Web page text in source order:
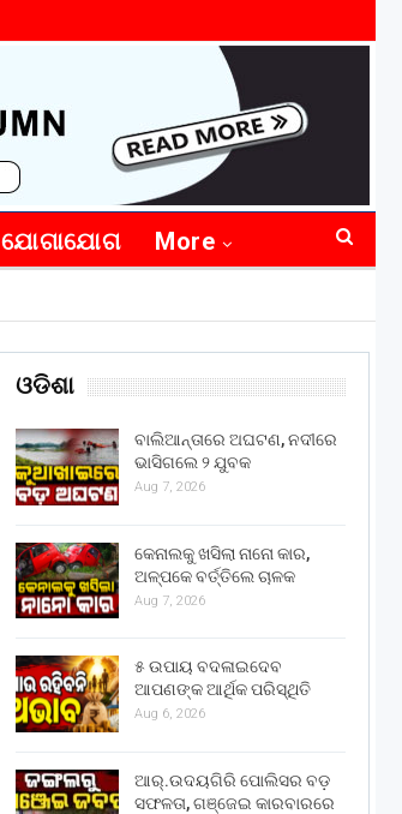
ଯୋଗାଯୋଗ More
ଓଡିଶା
ବାଲିଆନ୍ତାରେ ଅଘଟଣ, ନଦୀରେ
ଭାସିଗଲେ ୨ ଯୁବକ
Aug 7, 2026
କେନାଲକୁ ଖସିଲା ନାନୋ କାର,
ଅଳ୍ପକେ ବର୍ତ୍ତିଲେ ଚାଳକ
Aug 7, 2026
୫ ଉପାୟ ବଦଳାଇଦେବ
ଆପଣଙ୍କ ଆର୍ଥିକ ପରିସ୍ଥିତି
Aug 6, 2026
ଆର୍.ଉଦୟଗିରି ପୋଲିସର ବଡ଼
ସଫଳତା, ଗଞ୍ଜେଇ କାରବାରରେ